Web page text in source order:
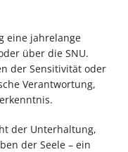
eine jahrelange
über die SNU.
der Sensitivität oder
Verantwortung,
der Unterhaltung,
der Seele – ein